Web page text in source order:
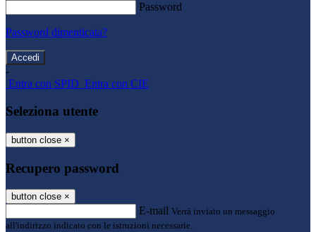
Password
Password dimenticata?
-
Entra con SPID Entra con CIE
Seleziona utente
button close ×
Recupero password
button close ×
E-mail Verrà inviato un messaggio
all'indirizzo indicato con le istruzioni necessarie.